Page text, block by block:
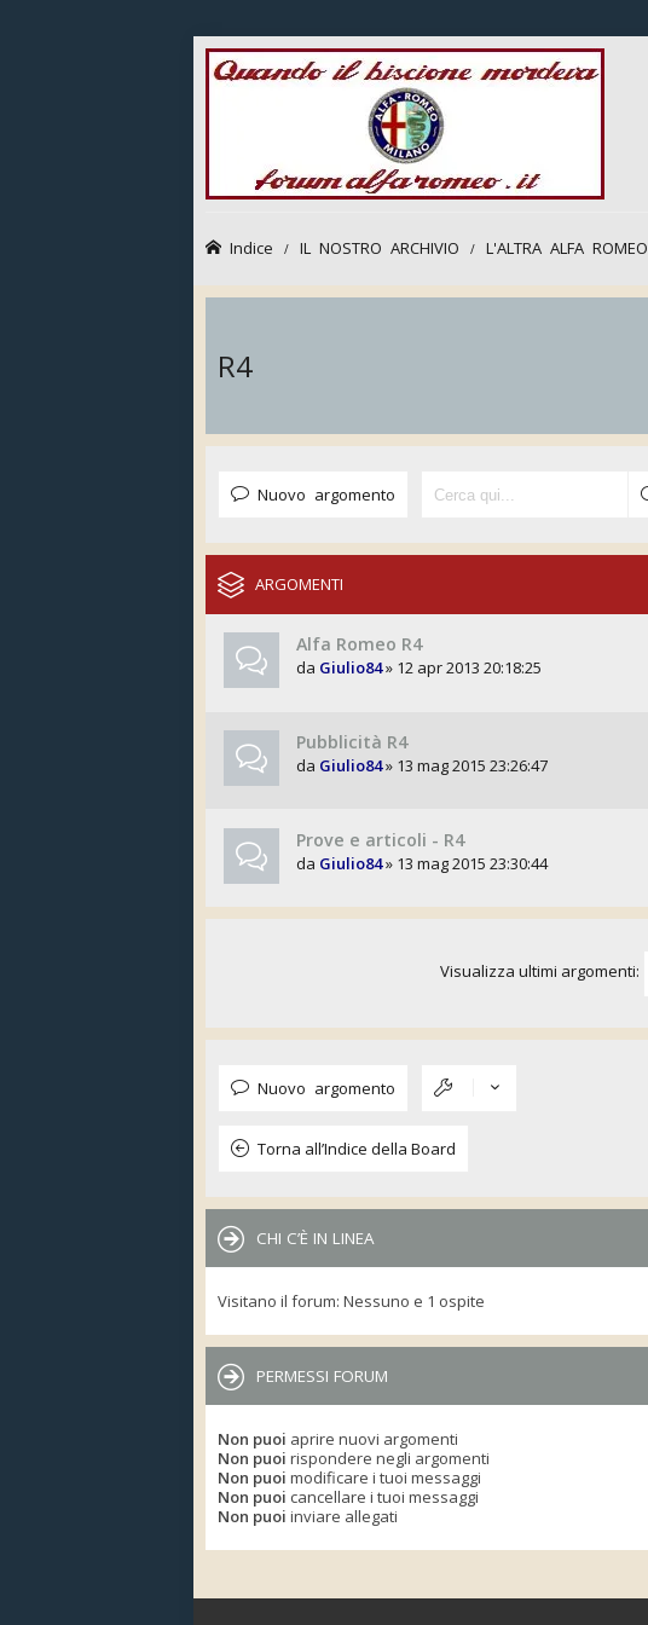
Indice IL NOSTRO ARCHIVIO L'ALTRA ALFA ROMEO
R4
Nuovo argomento
ARGOMENTI
Alfa Romeo R4
da Giulio84» 12 apr 2013 20:18:25
Pubblicità R4
da Giulio84» 13 mag 2015 23:26:47
Prove e articoli - R4
da Giulio84» 13 mag 2015 23:30:44
Visualizza ultimi argomenti:
Nuovo argomento
Torna all’Indice della Board
CHI C’È IN LINEA
Visitano il forum: Nessuno e 1 ospite
PERMESSI FORUM
Non puoi aprire nuovi argomenti
Non puoi rispondere negli argomenti
Non puoi modificare i tuoi messaggi
Non puoi cancellare i tuoi messaggi
Non puoi inviare allegati